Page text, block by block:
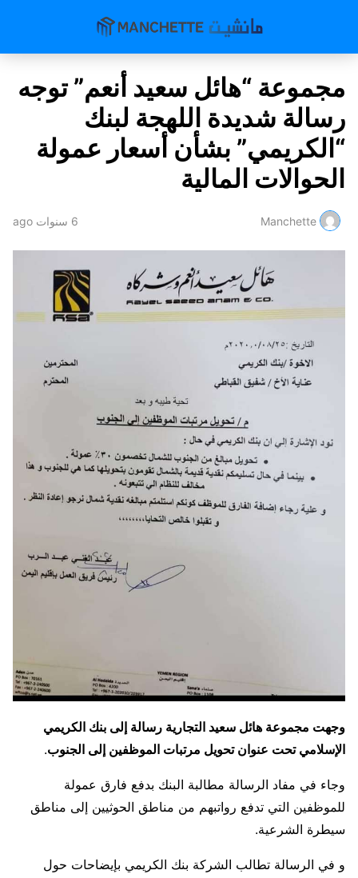
مجموعة “هائل سعيد أنعم” توجه
رسالة شديدة اللهجة لبنك
“الكريمي” بشأن أسعار عمولة
الحوالات المالية
Manchette 6 سنوات ago
وجهت مجموعة هائل سعيد التجارية رسالة إلى بنك الكريمي
الإسلامي تحت عنوان تحويل مرتبات الموظفين إلى الجنوب.
وجاء في مفاد الرسالة مطالبة البنك بدفع فارق عمولة
للموظفين التي تدفع رواتبهم من مناطق الحوثيين إلى مناطق
سيطرة الشرعية.
و في الرسالة تطالب الشركة بنك الكريمي بإيضاحات حول